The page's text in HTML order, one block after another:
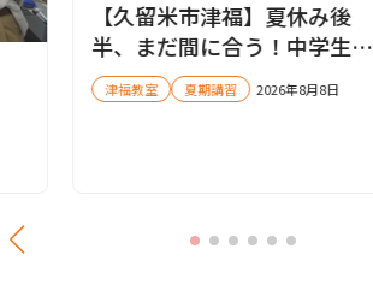
【久留米市津福】夏休み後
半、まだ間に合う！中学生が
今からやっておきたいテスト
対策
津福教室 夏期講習 2026年8月8日